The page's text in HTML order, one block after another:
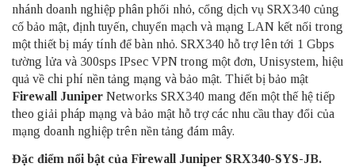
nhánh doanh nghiệp phân phối nhỏ, cổng dịch vụ SRX340 củng
cố bảo mật, định tuyến, chuyển mạch và mạng LAN kết nối trong
một thiết bị máy tính để bàn nhỏ. SRX340 hỗ trợ lên tới 1 Gbps
tường lửa và 300sps IPsec VPN trong một đơn, Unisystem, hiệu
quả về chi phí nền tảng mạng và bảo mật. Thiết bị bảo mật
Firewall Juniper Networks SRX340 mang đến một thế hệ tiếp
theo giải pháp mạng và bảo mật hỗ trợ các nhu cầu thay đổi của
mạng doanh nghiệp trên nền tảng đám mây.
Đặc điểm nổi bật của Firewall Juniper SRX340-SYS-JB.